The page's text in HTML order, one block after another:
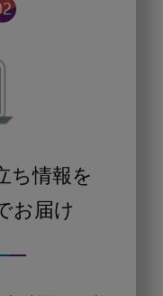
ち情報を
お届け